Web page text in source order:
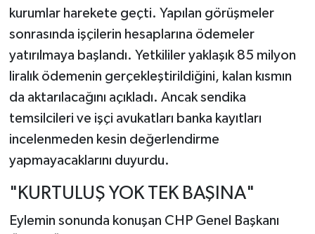
kurumlar harekete geçti. Yapılan görüşmeler
sonrasında işçilerin hesaplarına ödemeler
yatırılmaya başlandı. Yetkililer yaklaşık 85 milyon
liralık ödemenin gerçekleştirildiğini, kalan kısmın
da aktarılacağını açıkladı. Ancak sendika
temsilcileri ve işçi avukatları banka kayıtları
incelenmeden kesin değerlendirme
yapmayacaklarını duyurdu.
"KURTULUŞ YOK TEK BAŞINA"
Eylemin sonunda konuşan CHP Genel Başkanı